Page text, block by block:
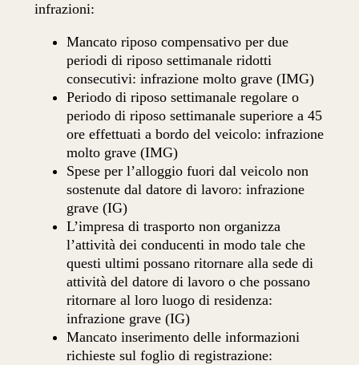
infrazioni:
Mancato riposo compensativo per due
periodi di riposo settimanale ridotti
consecutivi: infrazione molto grave (IMG)
Periodo di riposo settimanale regolare o
periodo di riposo settimanale superiore a 45
ore effettuati a bordo del veicolo: infrazione
molto grave (IMG)
Spese per l’alloggio fuori dal veicolo non
sostenute dal datore di lavoro: infrazione
grave (IG)
L’impresa di trasporto non organizza
l’attività dei conducenti in modo tale che
questi ultimi possano ritornare alla sede di
attività del datore di lavoro o che possano
ritornare al loro luogo di residenza:
infrazione grave (IG)
Mancato inserimento delle informazioni
richieste sul foglio di registrazione: